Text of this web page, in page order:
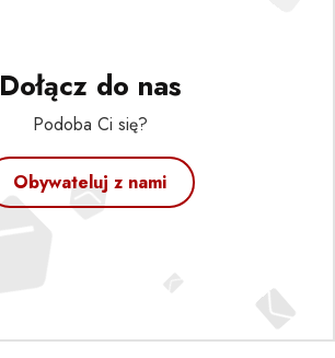
Dołącz do nas
Podoba Ci się?
Obywateluj z nami